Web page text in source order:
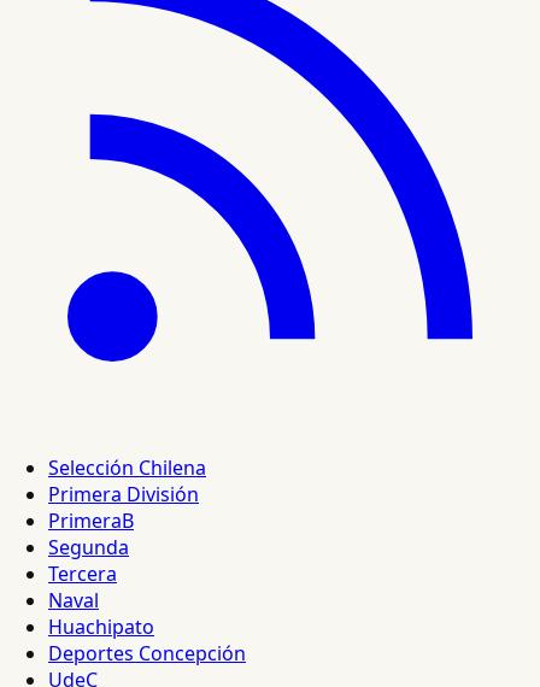
Selección Chilena
Primera División
PrimeraB
Segunda
Tercera
Naval
Huachipato
Deportes Concepción
UdeC